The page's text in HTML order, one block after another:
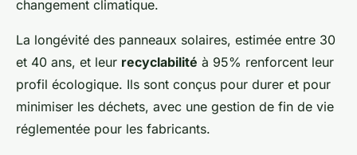
changement climatique.
La longévité des panneaux solaires, estimée entre 30
et 40 ans, et leur recyclabilité à 95% renforcent leur
profil écologique. Ils sont conçus pour durer et pour
minimiser les déchets, avec une gestion de fin de vie
réglementée pour les fabricants.